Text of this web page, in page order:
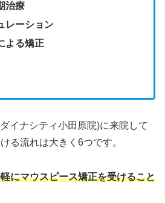
治療
レーション
よる矯正
イナシティ小田原院)に来院して
る流れは大きく6つです。
にマウスピース矯正を受けること